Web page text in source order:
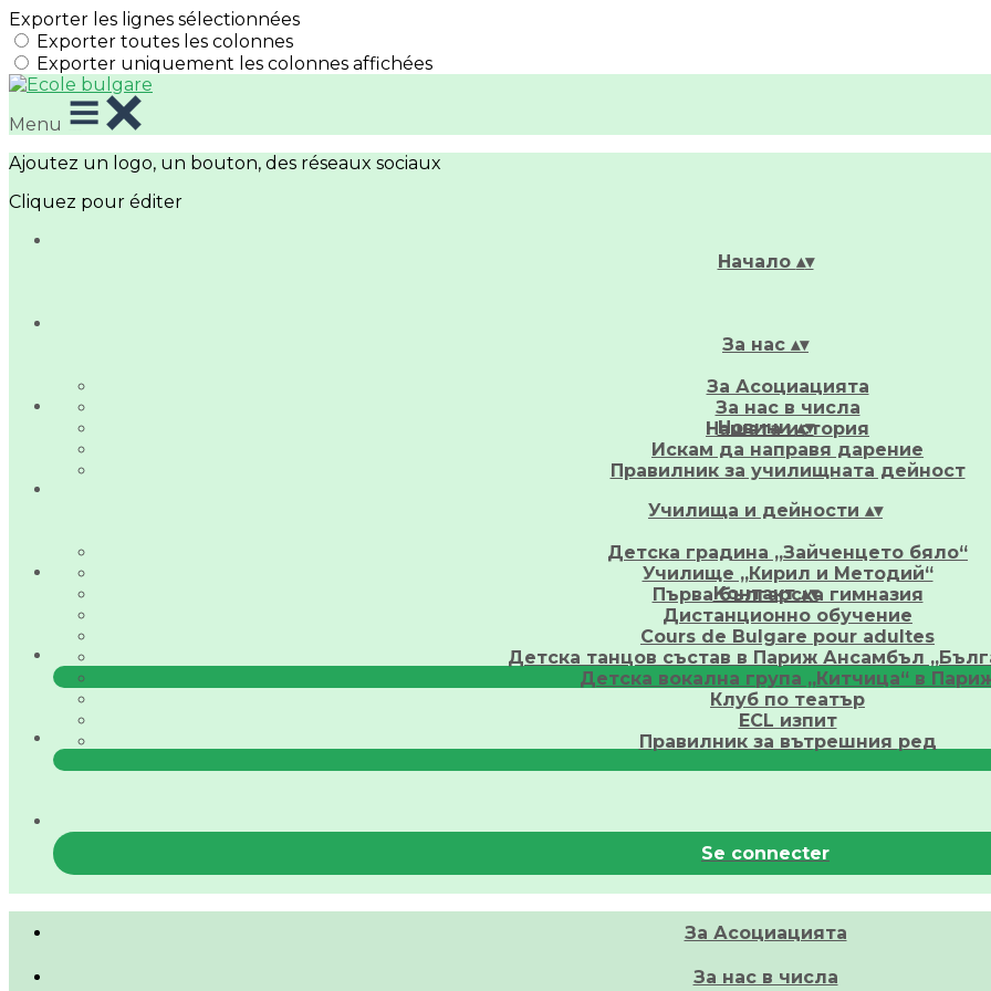
Exporter les lignes sélectionnées
Exporter toutes les colonnes
Exporter uniquement les colonnes affichées
Menu
Ajoutez un logo, un bouton, des réseaux sociaux
Cliquez pour éditer
Начало ▴▾
За нас ▴▾
За Асоциацията
За нас в числа
Нашата история
Искам да направя дарение
Правилник за училищната дейност
Новини▴▾
Училища и дейности ▴▾
Детска градина „Зайченцето бяло“
Училище „Кирил и Методий“
Първа българска гимназия
Дистанционно обучение
Cours de Bulgare pour adultes
Детска танцов състав в Париж Ансамбъл
Детска вокална група „Китчица“ в
Клуб по театър
ECL изпит
Правилник за вътрешния ред
Kонтакт▴▾
Se connecter
За Асоциацията
За нас в числа